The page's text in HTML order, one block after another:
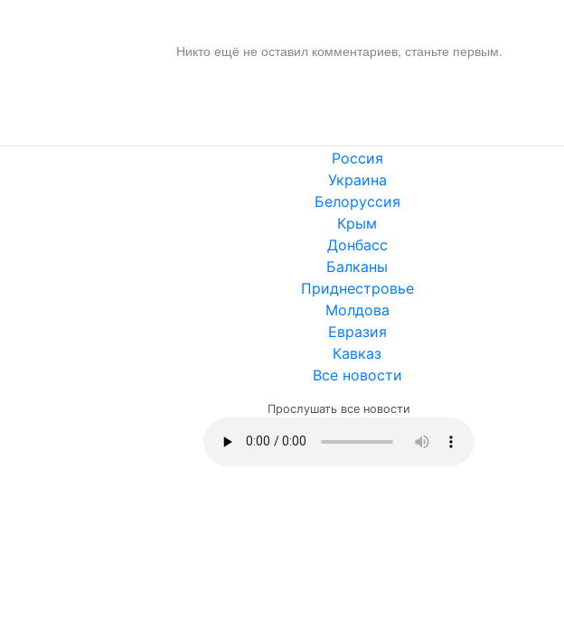
Никто ещё не оставил комментариев, станьте первым.
Россия
Украина
Белоруссия
Крым
Донбасс
Балканы
Приднестровье
Молдова
Евразия
Кавказ
Все новости
Прослушать все новости